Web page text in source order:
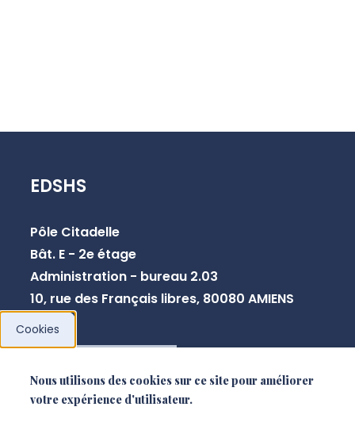
EDSHS
Pôle Citadelle
Bât. E - 2e étage
Administration - bureau 2.03
10, rue des Français libres, 80080 AMIENS
Cookies
Nous utilisons des cookies sur ce site pour améliorer
votre expérience d'utilisateur.